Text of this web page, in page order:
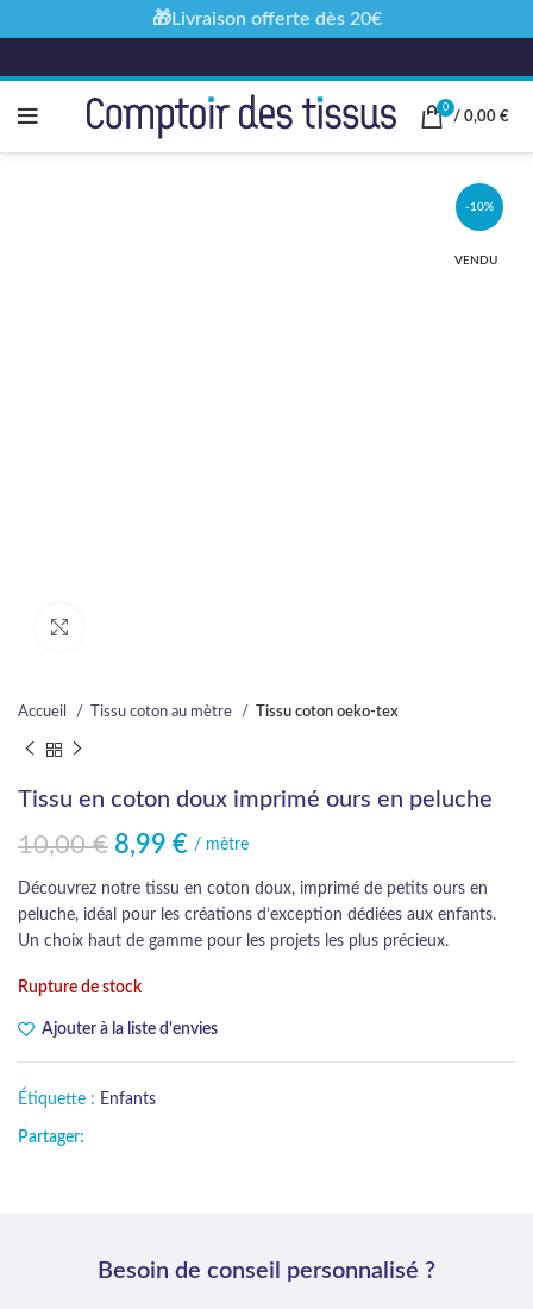
0
/ 0,00 €
-10%
VENDU
Accueil Tissu coton au mètre Tissu coton oeko-tex
Tissu en coton doux imprimé ours en peluche
10,00€
Le prix initial était : 10,00 €.
8,99 €
Le prix actuel est : 8,99 €./ mètre
Découvrez notre tissu en coton doux, imprimé de petits ours en
peluche, idéal pour les créations d’exception dédiées aux enfants.
Un choix haut de gamme pour les projets les plus précieux.
Rupture de stock
Ajouter à la liste d'envies
Étiquette : Enfants
Partager:
Besoin de conseil personnalisé ?
🎁Livraison offerte dès 20€